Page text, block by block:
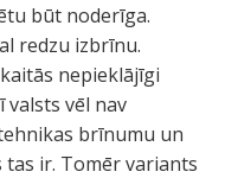
būt noderīga.
redzu izbrīnu.
nepieklājīgi
vēl nav
brīnumu un
tas ir. Tomēr variants